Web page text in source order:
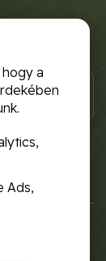
tökéletes
a
Ads,